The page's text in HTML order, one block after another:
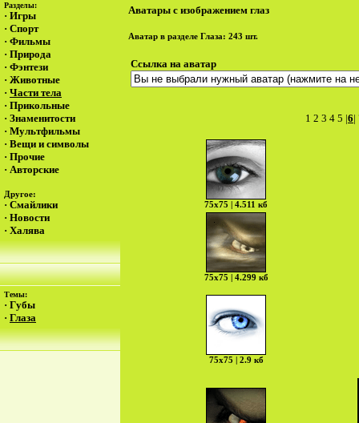
Разделы:
· Игры
· Спорт
· Фильмы
· Природа
· Фэнтези
· Животные
· Части тела
· Прикольные
· Знаменитости
· Мультфильмы
· Вещи и символы
· Прочие
· Авторские
Другое:
· Смайлики
· Новости
· Халява
Темы:
· Губы
· Глаза
Аватары с изображением глаз
Аватар в разделе Глаза: 243 шт.
Ссылка на аватар
1 2 3 4 5 |6|
75х75 | 4.511 кб
75х75 | 4.299 кб
75х75 | 2.9 кб